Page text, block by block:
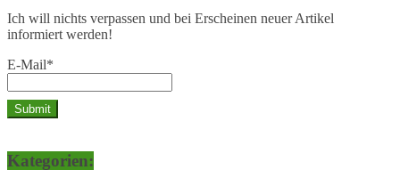
Ich will nichts verpassen und bei Erscheinen neuer Artikel
informiert werden!
E-Mail*
Kategorien: